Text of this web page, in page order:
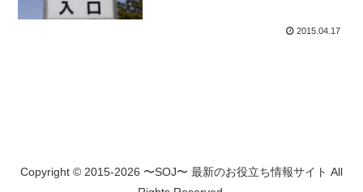
2015.04.17
Copyright © 2015-2026 〜SOJ〜 最新のお役立ち情報サイト All